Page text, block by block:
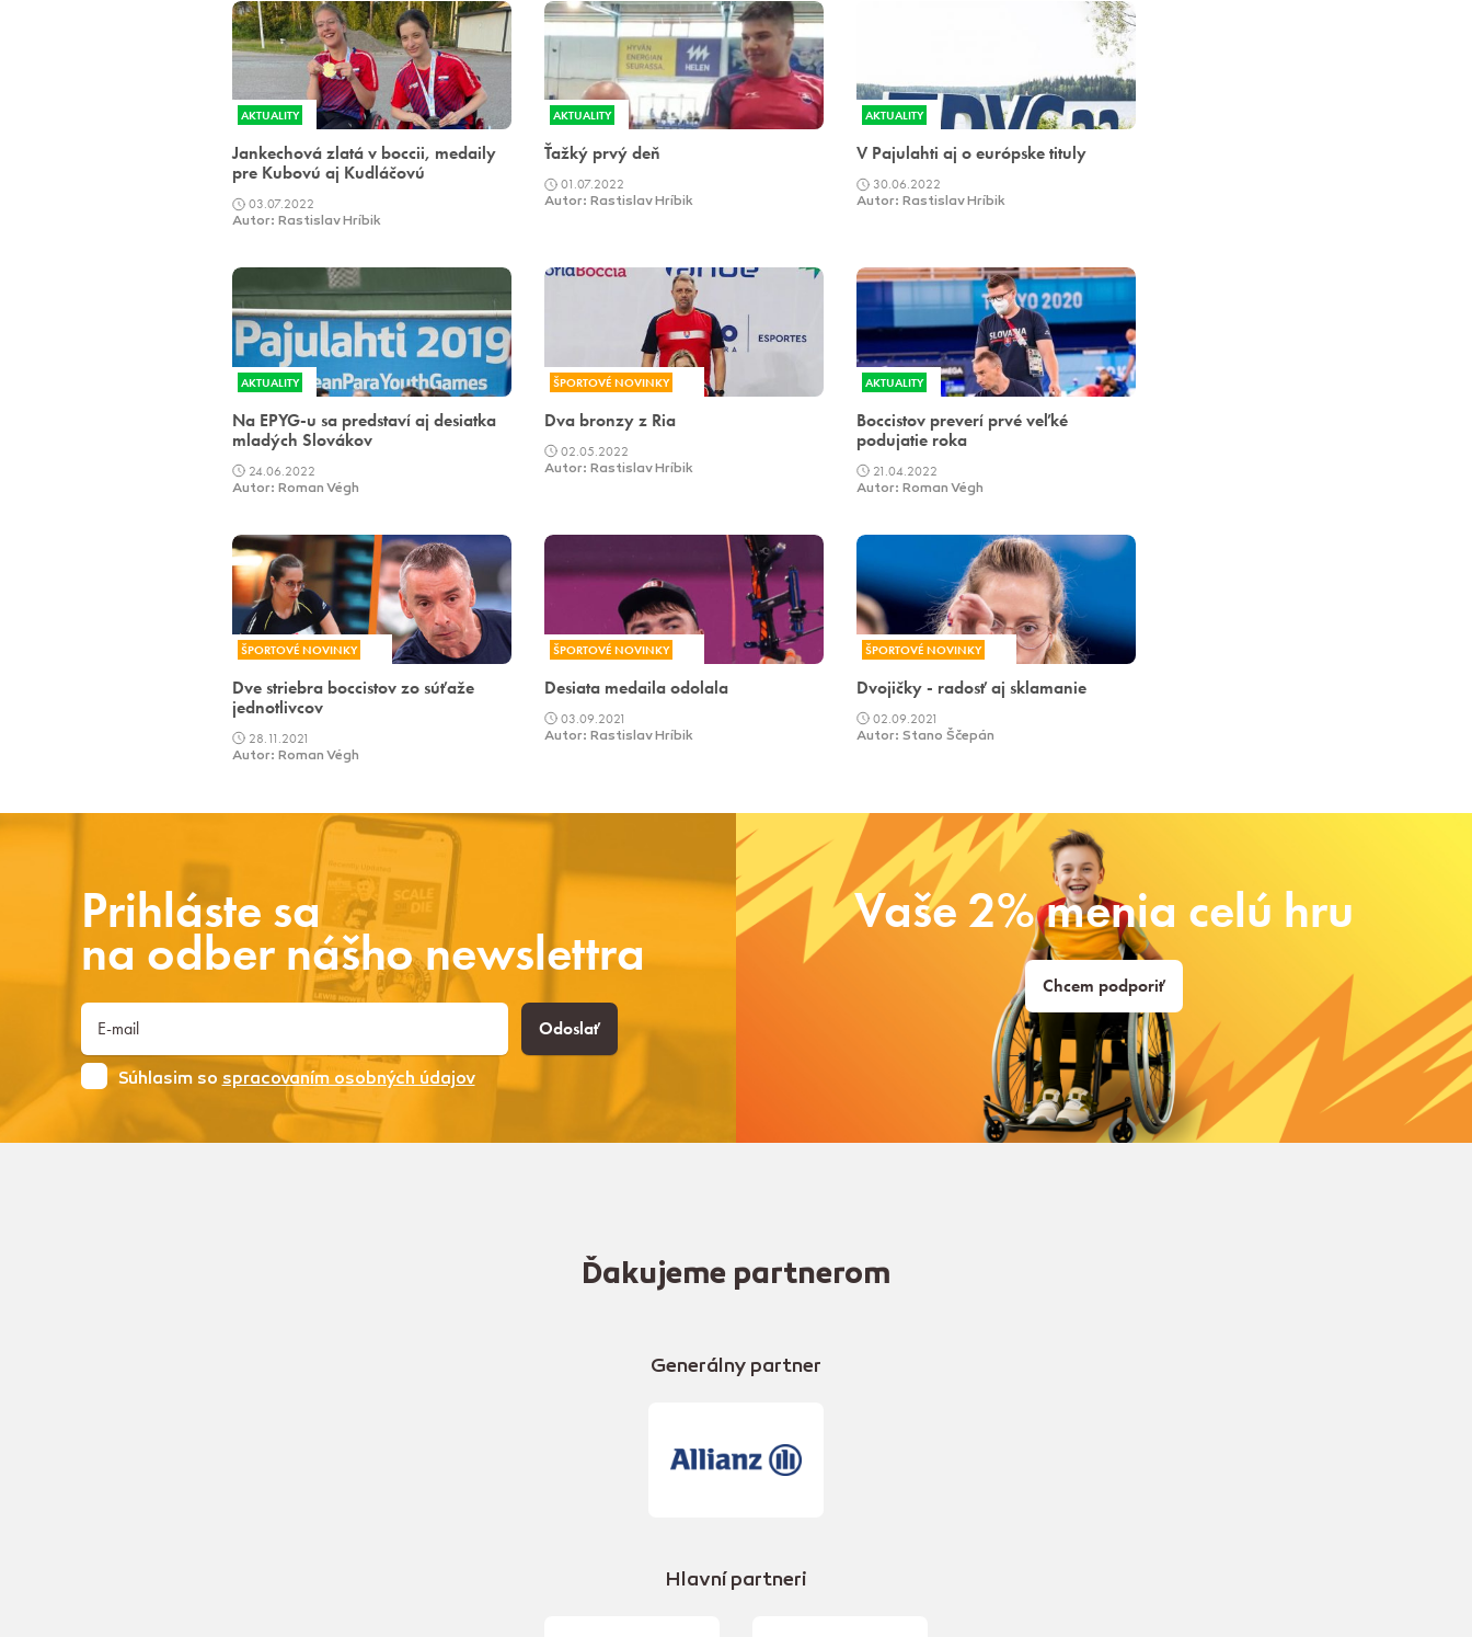
AKTUALITY
Jankechová zlatá v boccii, medaily
pre Kubovú aj Kudláčovú
03.07.2022
Autor: Rastislav Hríbik
AKTUALITY
Ťažký prvý deň
01.07.2022
Autor: Rastislav Hríbik
AKTUALITY
V Pajulahti aj o európske tituly
30.06.2022
Autor: Rastislav Hríbik
AKTUALITY
Na EPYG-u sa predstaví aj desiatka
mladých Slovákov
24.06.2022
Autor: Roman Végh
ŠPORTOVÉ NOVINKY
Dva bronzy z Ria
02.05.2022
Autor: Rastislav Hríbik
AKTUALITY
Boccistov preverí prvé veľké
podujatie roka
21.04.2022
Autor: Roman Végh
ŠPORTOVÉ NOVINKY
Dve striebra boccistov zo súťaže
jednotlivcov
28.11.2021
Autor: Roman Végh
ŠPORTOVÉ NOVINKY
Desiata medaila odolala
03.09.2021
Autor: Rastislav Hríbik
ŠPORTOVÉ NOVINKY
Dvojičky - radosť aj sklamanie
02.09.2021
Autor: Stano Ščepán
Prihláste sa
na odber nášho newslettra
Odoslať
Súhlasim so spracovaním osobných údajov
Vaše 2% menia celú hru
Chcem podporiť
Ďakujeme partnerom
Generálny partner
Hlavní partneri